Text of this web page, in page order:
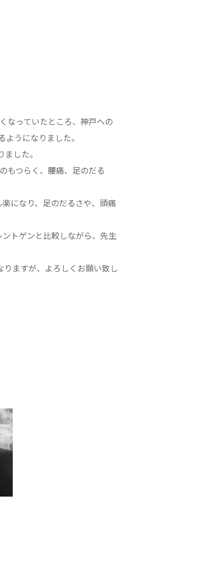
なっていたところ、神戸への
うになりました。
した。
もつらく、腰痛、足のだる
になり、足のだるさや、頭痛
トゲンと比較しながら、先生
ますが、よろしくお願い致し